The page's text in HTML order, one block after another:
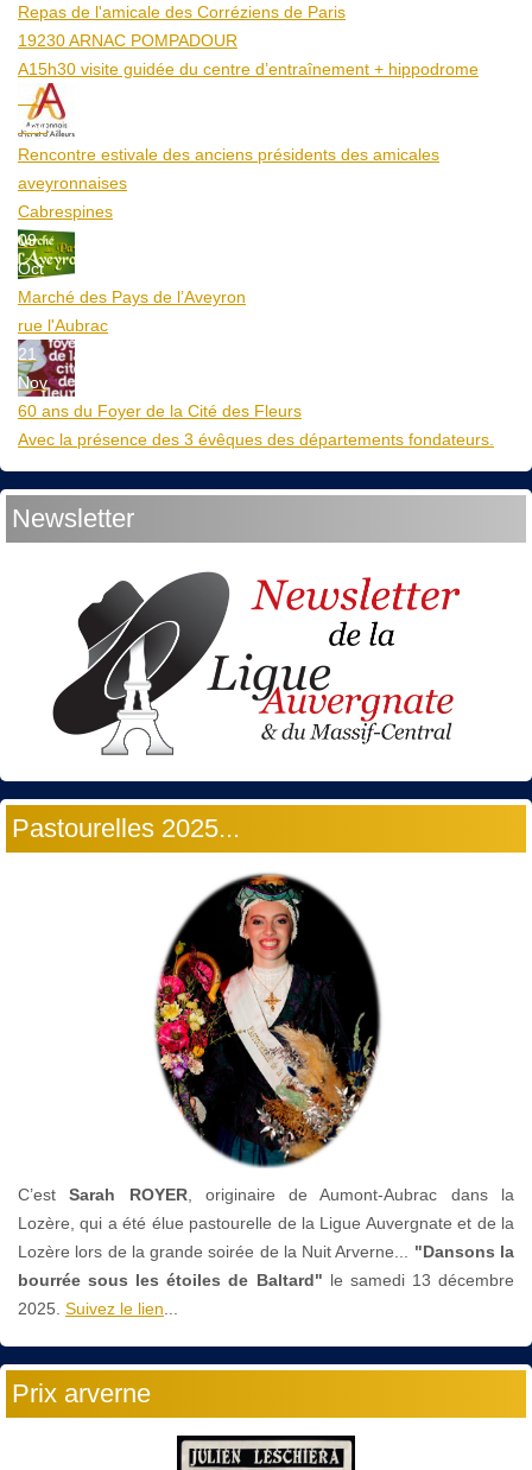
Repas de l'amicale des Corréziens de Paris
19230 ARNAC POMPADOUR
A15h30 visite guidée du centre d’entraînement + hippodrome
25
Aoû
Rencontre estivale des anciens présidents des amicales
aveyronnaises
Cabrespines
09
Oct
Marché des Pays de l’Aveyron
rue l'Aubrac
21
Nov
60 ans du Foyer de la Cité des Fleurs
Avec la présence des 3 évêques des départements fondateurs.
Newsletter
Pastourelles 2025...
C’estSarah ROYER, originaire de Aumont-Aubrac dans la
Lozère, qui a été élue pastourelle de la Ligue Auvergnate et de la
Lozère lors de la grande soirée de la Nuit Arverne... "Dansons la
bourrée sous les étoiles de Baltard" le samedi 13 décembre
2025. Suivez le lien...
Prix arverne